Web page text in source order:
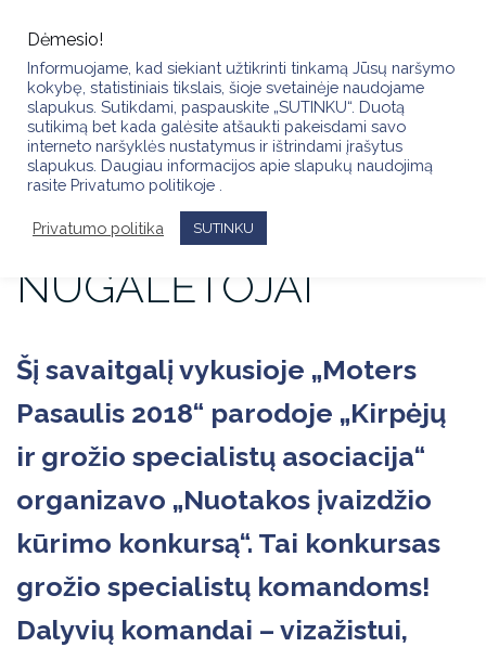
content
NUOTAKOS
ĮVAIZDŽIO
KONKURSO
NUGALĖTOJAI
Šį savaitgalį vykusioje „Moters
Pasaulis 2018“ parodoje „Kirpėjų
ir grožio specialistų asociacija“
organizavo „Nuotakos įvaizdžio
kūrimo konkursą“. Tai konkursas
grožio specialistų komandoms!
Dalyvių komandai – vizažistui,
Dėmesio!
Informuojame, kad siekiant užtikrinti tinkamą Jūsų naršymo
kokybę, statistiniais tikslais, šioje svetainėje naudojame
slapukus. Sutikdami, paspauskite „SUTINKU“. Duotą
sutikimą bet kada galėsite atšaukti pakeisdami savo
interneto naršyklės nustatymus ir ištrindami įrašytus
slapukus. Daugiau informacijos apie slapukų naudojimą
rasite Privatumo politikoje .
Privatumo politika SUTINKU